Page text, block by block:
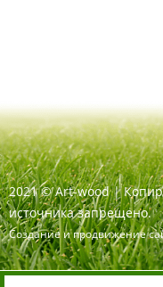
2021 ©Art-wood |
источника запрещено.
Создание и продвижение